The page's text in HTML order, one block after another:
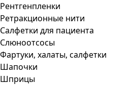
Рентгенпленки
Ретракционные нити
Салфетки для пациента
Слюноотсосы
Фартуки, халаты, салфетки
Шапочки
Шприцы